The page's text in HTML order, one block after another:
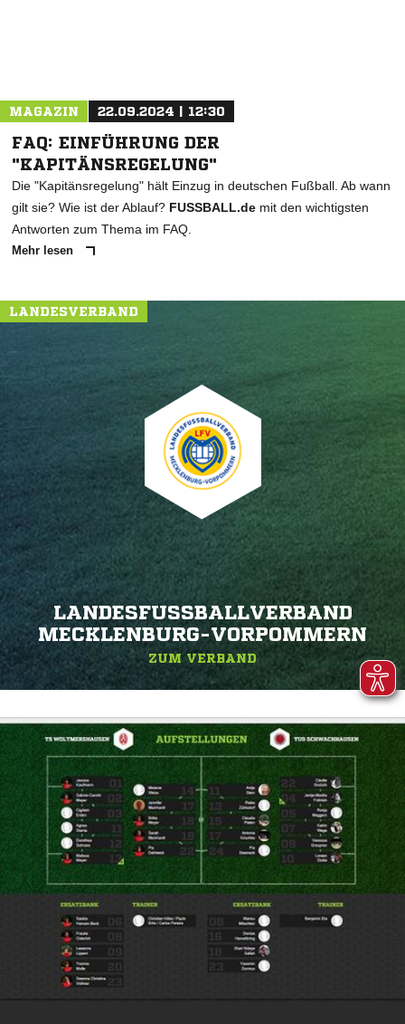
MAGAZIN 22.09.2024 | 12:30
FAQ: EINFÜHRUNG DER
"KAPITÄNSREGELUNG"
Die "Kapitänsregelung" hält Einzug in deutschen Fußball. Ab wann
gilt sie? Wie ist der Ablauf? FUSSBALL.de mit den wichtigsten
Antworten zum Thema im FAQ.
Mehr lesen
LANDESVERBAND
LANDESFUSSBALLVERBAND M
ECKLENBURG-VORPOMMERN
ZUM VERBAND